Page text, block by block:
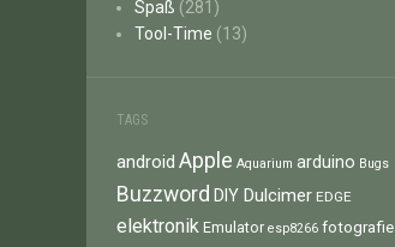
Spaß (281)
Tool-Time (13)
TAGS
android Apple Aquarium arduino Bugs
Buzzword DIY Dulcimer EDGE
elektronik Emulator esp8266 fotografie